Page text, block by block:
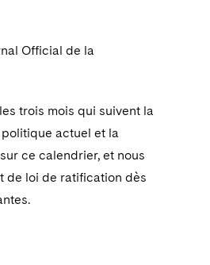
Official de la
trois mois qui suivent la
actuel et la
ce calendrier, et nous
de loi de ratification dès